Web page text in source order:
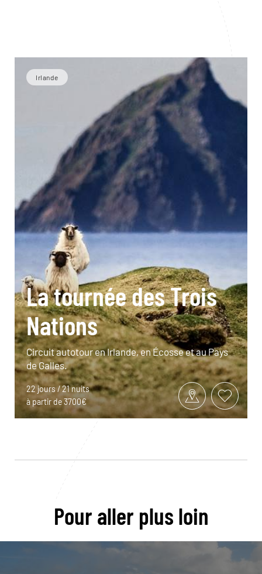
Irlande
La tournée des Trois
Nations
Circuit autotour en Irlande, en Écosse et au Pays
de Galles.
22 jours / 21 nuits
à partir de 3700€
Pour aller plus loin